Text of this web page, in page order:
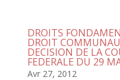
DROITS
DROIT
DECISION DE LA
FEDERALE DU 29
Avr 27, 2012